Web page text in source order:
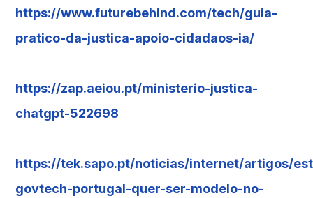
https://www.futurebehind.com/tech/guia-
pratico-da-justica-apoio-cidadaos-ia/
https://zap.aeiou.pt/ministerio-justica-
chatgpt-522698
https://tek.sapo.pt/noticias/internet/artigos/
govtech-portugal-quer-ser-modelo-no-